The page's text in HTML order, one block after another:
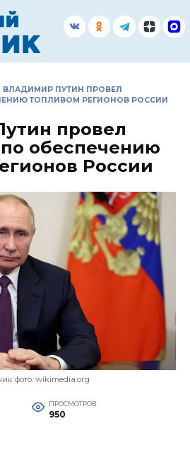
ВЛАДИМИР ПУТИН ПРОВЕЛ
ТОПЛИВОМ РЕГИОНОВ РОССИИ
провел
обеспечению
России
фото: wikimedia.org
ПРОСМОТРОВ
950